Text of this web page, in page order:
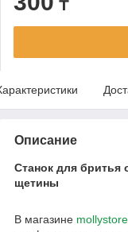
₸
Описание
Станок для бритья
щетины
В магазине